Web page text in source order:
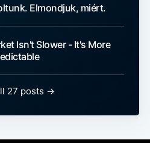
Elmondjuk, miért.
Isn't Slower - It's More
27 posts →